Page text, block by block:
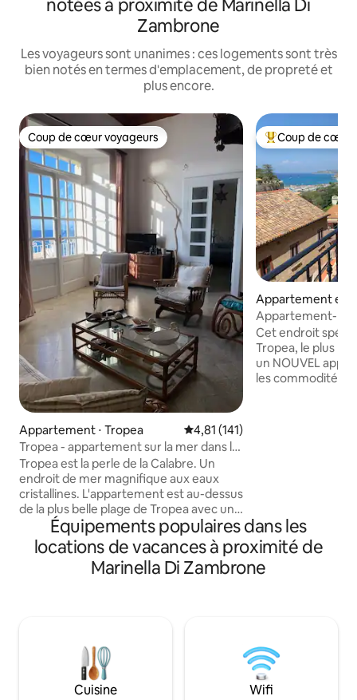
notées à proximité de Marinella Di
Zambrone
Les voyageurs sont unanimes : ces logements sont très
bien notés en termes d'emplacement, de propreté et
plus encore.
Coup de cœur voyageurs
Coup de cœur voyageurs
Appartement ⋅ Tropea Évaluation moyenne sur la
4,81 (141)
Tropea - appartement sur la mer dans le
centre historique
Tropea est la perle de la Calabre. Un
endroit de mer magnifique aux eaux
cristallines. L'appartement est au-dessus
de la plus belle plage de Tropea avec une
vue magnifique sur la mer bleue, à 10
min de Capo Vaticano et vue sur les
Éoliennes au coucher du soleil. Il est en
plein centre historique, à proximité des
espaces extérieurs et lumière. Mon
logement est parfait pour les couples,
les familles (avec enfants) et les familles
(avec enfants).
Coups de cœur
Coup de cœur
Appartement en
⋅ Tropea
Appartement-
Cet endroit
Tropea, le plus beau
un NOUVEL
les commodités
gare, tout pour
moment de
plaisir facile.
Équipements populaires dans les
locations de vacances à proximité de
Marinella Di Zambrone
Cuisine Wifi